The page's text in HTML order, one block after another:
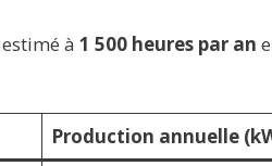
à 1 500 heures par an
Production annuelle